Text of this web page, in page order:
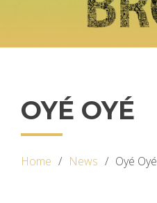
OYÉ OYÉ
Home News Oyé Oyé